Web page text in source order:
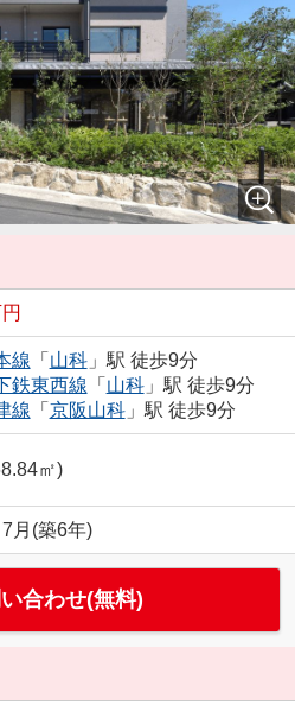
線 「 山科」駅 徒歩9分
鉄東西線 「 山科」駅 徒歩9分
線 「 京阪山科」駅 徒歩9分
㎡)
月(築6年)
合わせ(無料)